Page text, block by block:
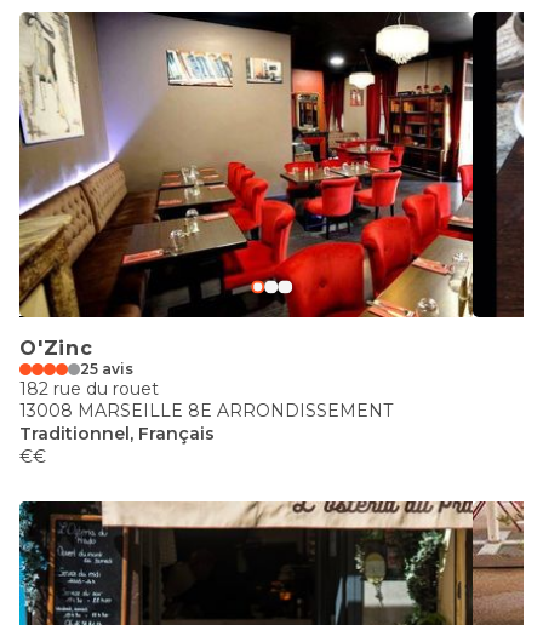
O'Zinc
25 avis
182 rue du rouet
13008 MARSEILLE 8E ARRONDISSEMENT
Traditionnel, Français
€€